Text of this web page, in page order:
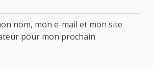
nom, mon e-mail et mon site
pour mon prochain